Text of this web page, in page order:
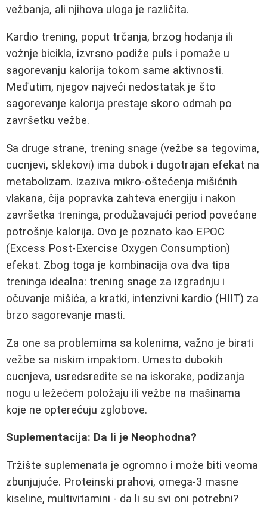
vežbanja, ali njihova uloga je različita.
Kardio trening, poput trčanja, brzog hodanja ili
vožnje bicikla, izvrsno podiže puls i pomaže u
sagorevanju kalorija tokom same aktivnosti.
Međutim, njegov najveći nedostatak je što
sagorevanje kalorija prestaje skoro odmah po
završetku vežbe.
Sa druge strane, trening snage (vežbe sa tegovima,
cucnjevi, sklekovi) ima dubok i dugotrajan efekat na
metabolizam. Izaziva mikro-oštećenja mišićnih
vlakana, čija popravka zahteva energiju i nakon
završetka treninga, produžavajući period povećane
potrošnje kalorija. Ovo je poznato kao EPOC
(Excess Post-Exercise Oxygen Consumption)
efekat. Zbog toga je kombinacija ova dva tipa
treninga idealna: trening snage za izgradnju i
očuvanje mišića, a kratki, intenzivni kardio (HIIT) za
brzo sagorevanje masti.
Za one sa problemima sa kolenima, važno je birati
vežbe sa niskim impaktom. Umesto dubokih
cucnjeva, usredsredite se na iskorake, podizanja
nogu u ležećem položaju ili vežbe na mašinama
koje ne opterećuju zglobove.
Suplementacija: Da li je Neophodna?
Tržište suplemenata je ogromno i može biti veoma
zbunjujuće. Proteinski prahovi, omega-3 masne
kiseline, multivitamini - da li su svi oni potrebni?